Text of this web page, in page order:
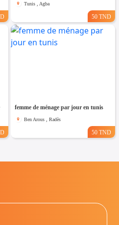
Tunis , Agba
50 TND
femme de ménage par jour en tunis
Ben Arous , Radès
50 TND